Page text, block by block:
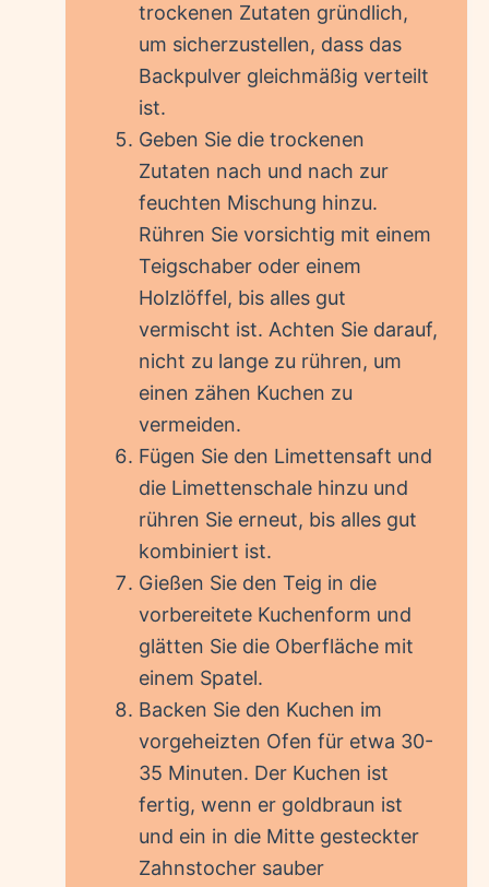
trockenen Zutaten gründlich,
um sicherzustellen, dass das
Backpulver gleichmäßig verteilt
ist.
Geben Sie die trockenen
Zutaten nach und nach zur
feuchten Mischung hinzu.
Rühren Sie vorsichtig mit einem
Teigschaber oder einem
Holzlöffel, bis alles gut
vermischt ist. Achten Sie darauf,
nicht zu lange zu rühren, um
einen zähen Kuchen zu
vermeiden.
Fügen Sie den Limettensaft und
die Limettenschale hinzu und
rühren Sie erneut, bis alles gut
kombiniert ist.
Gießen Sie den Teig in die
vorbereitete Kuchenform und
glätten Sie die Oberfläche mit
einem Spatel.
Backen Sie den Kuchen im
vorgeheizten Ofen für etwa 30-
35 Minuten. Der Kuchen ist
fertig, wenn er goldbraun ist
und ein in die Mitte gesteckter
Zahnstocher sauber